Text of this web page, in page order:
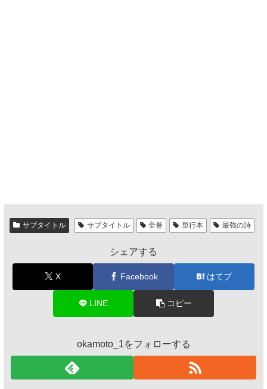
サブタイトル サブタイトル 全巻 単行本 最強の詩
シェアする
X Facebook はてブ
LINE コピー
okamoto_1をフォローする